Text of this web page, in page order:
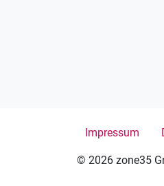
© 2026 zone35
Impressum